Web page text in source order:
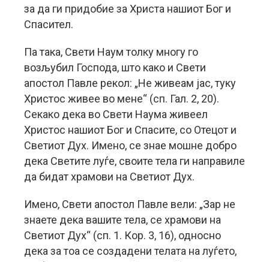
за да ги придобие за Христа нашиот Бог и
Спасител.
Па така, Свети Наум толку многу го
возљубил Господа, што како и Свети
апостол Павле рекол: „Не живеам јас, туку
Христос живее во мене“ (сп. Гал. 2, 20).
Секако дека во Свети Наума живеел
Христос нашиот Бог и Спасите, со Отецот и
Светиот Дух. Имено, се знае мошне добро
дека Светите луѓе, своите тела ги направиле
да бидат храмови на Светиот Дух.
Имено, Свети апостол Павле вели: „Зар не
знаете дека вашите тела, се храмови на
Светиот Дух“ (сп. 1. Кор. 3, 16), односно
дека за тоа се создадени телата на луѓето,